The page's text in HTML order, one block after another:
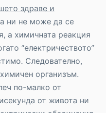
здраве и
ни не може да се
а химичната реакция
“електричеството”
Следователно,
организъм.
по-малко от
от живота ни